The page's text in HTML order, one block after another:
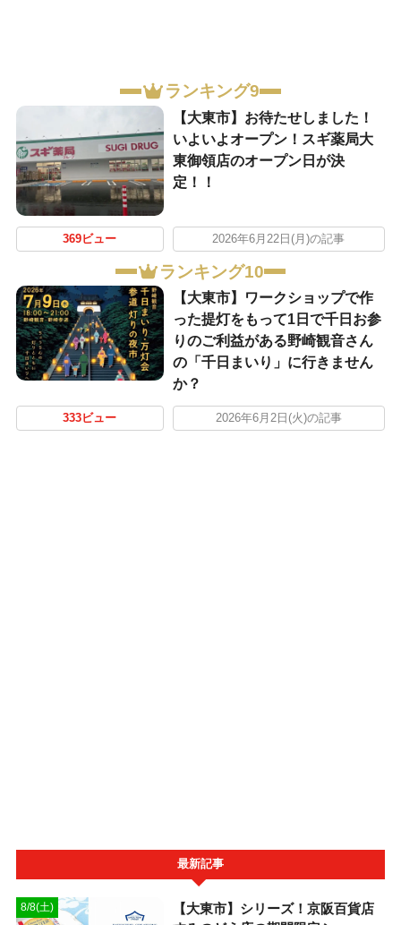
ランキング9
【大東市】お待たせしました！
いよいよオープン！スギ薬局大
東御領店のオープン日が決
定！！
369ビュー 2026年6月22日(月)の記事
ランキング10
【大東市】ワークショップで作
った提灯をもって1日で千日お参
りのご利益がある野崎観音さん
の「千日まいり」に行きません
か？
333ビュー 2026年6月2日(火)の記事
最新記事
8/8(土)
【大東市】シリーズ！京阪百貨店